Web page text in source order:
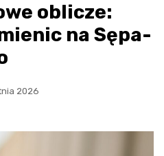
oblicze:
na Sępa-
2026